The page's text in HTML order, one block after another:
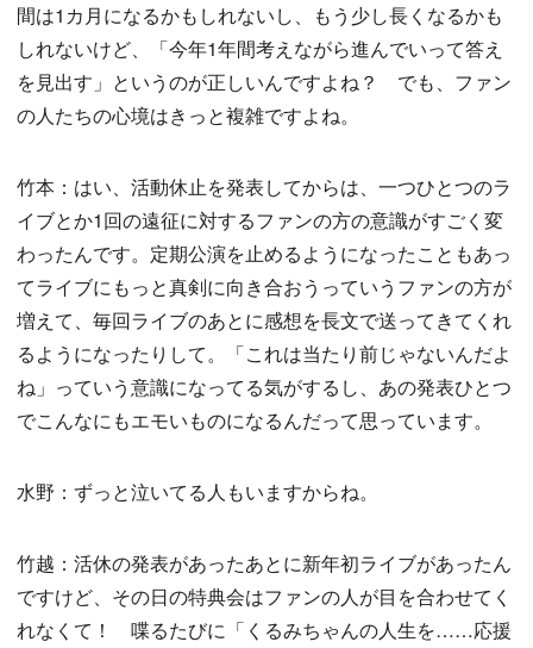
間は1カ月になるかもしれないし、もう少し長くなるかも
しれないけど、「今年1年間考えながら進んでいって答え
を見出す」というのが正しいんですよね？ でも、ファン
の人たちの心境はきっと複雑ですよね。
竹本：はい、活動休止を発表してからは、一つひとつのラ
イブとか1回の遠征に対するファンの方の意識がすごく変
わったんです。定期公演を止めるようになったこともあっ
てライブにもっと真剣に向き合おうっていうファンの方が
増えて、毎回ライブのあとに感想を長文で送ってきてくれ
るようになったりして。「これは当たり前じゃないんだよ
ね」っていう意識になってる気がするし、あの発表ひとつ
でこんなにもエモいものになるんだって思っています。
水野：ずっと泣いてる人もいますからね。
竹越：活休の発表があったあとに新年初ライブがあったん
ですけど、その日の特典会はファンの人が目を合わせてく
れなくて！ 喋るたびに「くるみちゃんの人生を……応援